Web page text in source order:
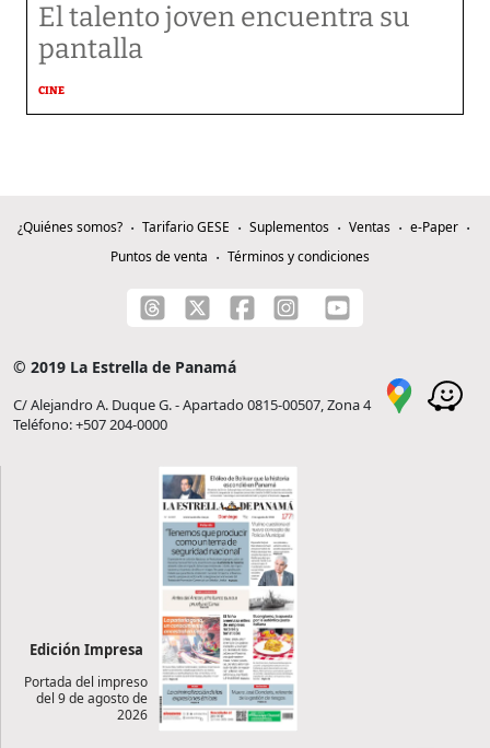
El talento joven encuentra su
pantalla​
CINE
¿Quiénes somos? Tarifario GESE Suplementos Ventas
e-Paper
Puntos de venta
Términos y condiciones
© 2019 La Estrella de Panamá
C/ Alejandro A. Duque G. - Apartado 0815-00507, Zona 4
Teléfono: +507 204-0000
Edición Impresa
Portada del impreso
del 9 de agosto de
2026